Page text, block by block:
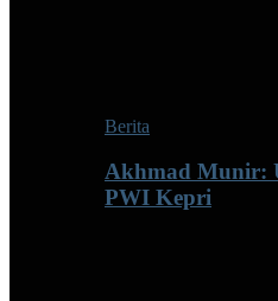
Berita
Akhmad Munir:
PWI Kepri